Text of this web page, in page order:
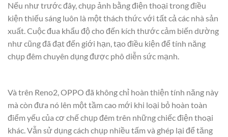
Nếu như trước đây, chụp ảnh bằng điện thoại trong điều
kiện thiếu sáng luôn là một thách thức với tất cả các nhà sản
xuất. Cuộc đua khẩu độ cho đến kích thước cảm biến dường
như cũng đã đạt đến giới hạn, tạo điều kiện để tính năng
chụp đêm chuyên dụng được phô diễn sức mạnh.
Và trên Reno2, OPPO đã không chỉ hoàn thiện tính năng này
mà còn đưa nó lên một tầm cao mới khi loại bỏ hoàn toàn
điểm yếu của cơ chế chụp đêm trên những chiếc điện thoại
khác. Vẫn sử dụng cách chụp nhiều tấm và ghép lại để tăng